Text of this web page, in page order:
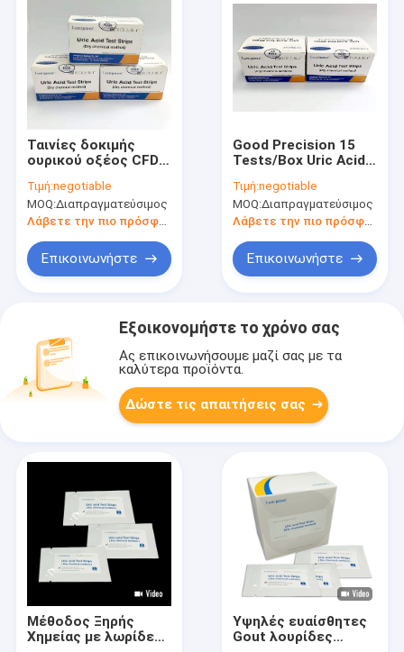
Ταινίες δοκιμής
ουρικού οξέος CFDA
Ταινίες δοκιμής
ουρικού οξέος
Τιμή:negotiable
MOQ:Διαπραγματεύσιμος
Λάβετε την πιο πρόσφατη τιμή
Επικοινωνήστε
Good Precision 15
Tests/Box Uric Acid
Πιστοποίηση CE
Τιμή:negotiable
MOQ:Διαπραγματεύσιμος
Λάβετε την πιο πρόσφατη τιμή
Επικοινωνήστε
Εξοικονομήστε το χρόνο σας
Ας επικοινωνήσουμε μαζί σας με τα
καλύτερα προϊόντα.
Δώστε τις απαιτήσεις σας
Μέθοδος Ξηρής
Χημείας με λωρίδες
Υψηλές ευαίσθητες
Gout λουρίδες